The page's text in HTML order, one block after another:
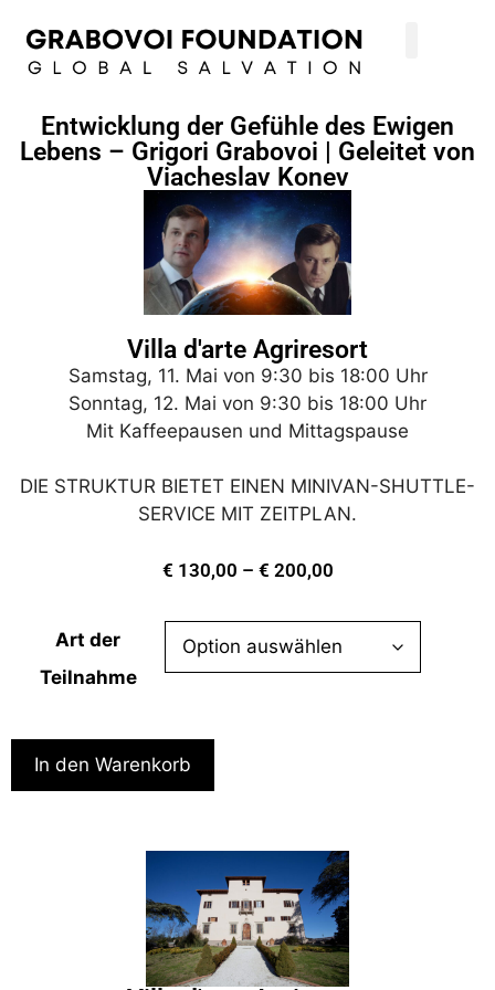
Entwicklung der Gefühle des Ewigen
Lebens – Grigori Grabovoi | Geleitet von
Viacheslav Konev
Villa d'arte Agriresort
Samstag, 11. Mai von 9:30 bis 18:00 Uhr
Sonntag, 12. Mai von 9:30 bis 18:00 Uhr
Mit Kaffeepausen und Mittagspause
DIE STRUKTUR BIETET EINEN MINIVAN-SHUTTLE-
SERVICE MIT ZEITPLAN.
€ 130,00 – € 200,00
Art der
Teilnahme
In den Warenkorb